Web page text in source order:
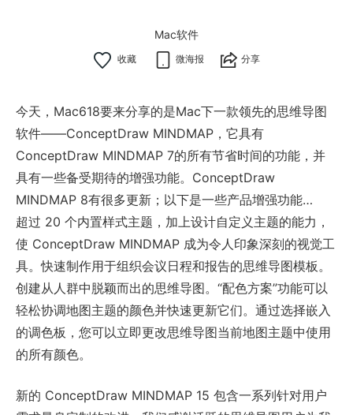
Mac软件
微海报 分享
今天，Mac618要来分享的是Mac下一款领先的思维导图
软件——ConceptDraw MINDMAP，它具有
ConceptDraw MINDMAP 7的所有节省时间的功能，并
具有一些备受期待的增强功能。ConceptDraw
MINDMAP 8有很多更新；以下是一些产品增强功能…
超过 20 个内置样式主题，加上设计自定义主题的能力，
使 ConceptDraw MINDMAP 成为令人印象深刻的视觉工
具。快速制作用于组织会议日程和报告的思维导图模板。
创建从人群中脱颖而出的思维导图。“配色方案”功能可以
轻松协调地图主题的颜色并快速更新它们。通过选择嵌入
的调色板，您可以立即更改思维导图当前地图主题中使用
的所有颜色。
新的 ConceptDraw MINDMAP 15 包含一系列针对用户